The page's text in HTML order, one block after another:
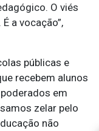
O viés
a vocação”,
públicas e
recebem alunos
em
zelar pelo
não